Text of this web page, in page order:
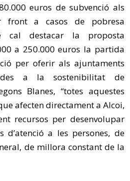
euros de subvenció als
front a casos de pobresa
cal destacar la proposta
a 250.000 euros la partida
per oferir als ajuntaments
a la sostenibilitat de
Blanes, “totes aquestes
afecten directament a Alcoi,
recursos per desenvolupar
d’atenció a les persones, de
de millora constant de la